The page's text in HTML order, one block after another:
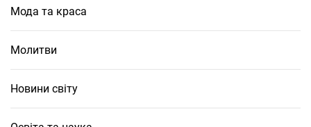
Мода та краса
Молитви
Новини світу